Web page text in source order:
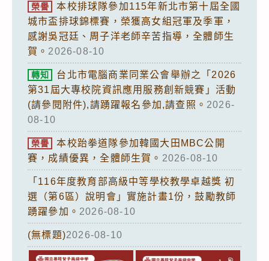
榮譽
本校排球隊參加115年新北市第十屆全國
城市盃排球錦標賽，榮獲高女組冠軍及季軍，
感謝吳冠廷、周子洋老師辛苦指導，全體師生
賀。 2026-08-10
轉知
台北市電腦商業同業公會舉辦之「2026
第31屆大專校院資訊應用服務創新競賽」活動
(請參閱附件),請踴躍報名參加,請查照。 2026-
08-10
榮譽
本校跆拳道隊參加韓國大田MBC公開
賽，成績優異，全體師生賀。 2026-08-10
「116年度教育部高級中等學校教學卓越獎 初
選（第6區）說明會」實施計畫1份，鼓勵教師
踴躍參加。 2026-08-10
(無標題)2026-08-10